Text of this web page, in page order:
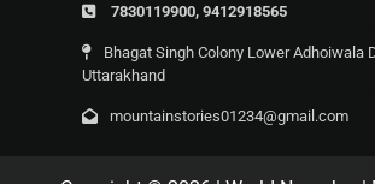
7830119900, 9412918565
Bhagat Singh Colony Lower Adhoiwala
Uttarakhand
mountainstories01234@gmail.com